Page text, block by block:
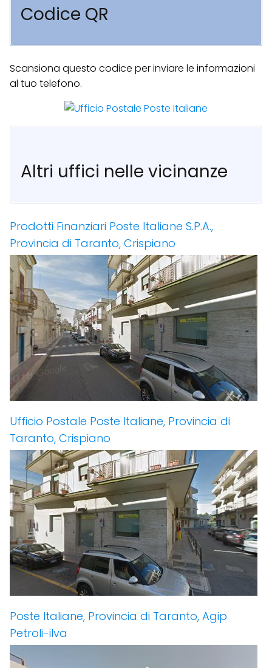
Codice QR
Scansiona questo codice per inviare le informazioni
al tuo telefono.
Altri uffici nelle vicinanze
Prodotti Finanziari Poste Italiane S.P.A.,
Provincia di Taranto, Crispiano
Ufficio Postale Poste Italiane, Provincia di
Taranto, Crispiano
Poste Italiane, Provincia di Taranto, Agip
Petroli-ilva